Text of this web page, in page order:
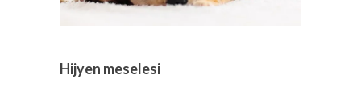
Hijyen meselesi